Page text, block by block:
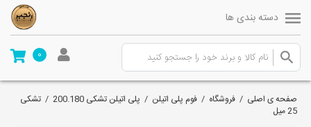
دسته بندی ها
0
صفحه ی اصلی / فروشگاه / فوم پلی اتیلن / پلی اتیلن تشکی 200.180 / تشکی
25 میل